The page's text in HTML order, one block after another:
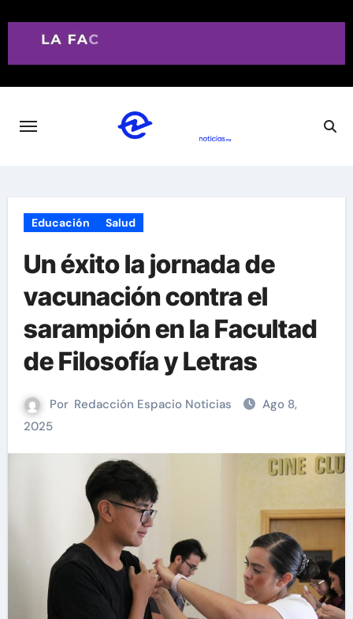
Educación Salud
Un éxito la jornada de
vacunación contra el
sarampión en la Facultad
de Filosofía y Letras
Por Redacción Espacio Noticias
Ago 8,
2025